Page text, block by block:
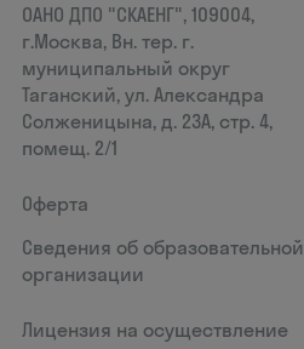
ОАНО ДПО "СКАЕНГ", 109004,
г.Москва, Вн. тер. г.
муниципальный округ
Таганский, ул. Александра
Солженицына, д. 23А, стр. 4,
помещ. 2/1
Оферта
Сведения об образовательной
организации
Лицензия на осуществление